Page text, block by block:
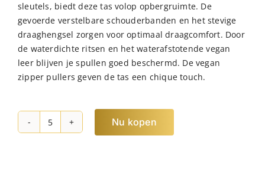
sleutels, biedt deze tas volop opbergruimte. De
gevoerde verstelbare schouderbanden en het stevige
draaghengsel zorgen voor optimaal draagcomfort. Door
de waterdichte ritsen en het waterafstotende vegan
leer blijven je spullen goed beschermd. De vegan
zipper pullers geven de tas een chique touch.
NORLÄNDER
Nu kopen